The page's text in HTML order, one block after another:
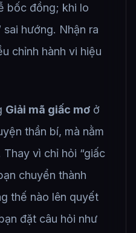
bốc đồng; khi lo
sai hướng. Nhận ra
chỉnh hành vi hiệu
Giải mã giấc mơ ở
thần bí, mà nằm
vì chỉ hỏi “giấc
chuyển thành
thế nào lên quyết
đặt câu hỏi như